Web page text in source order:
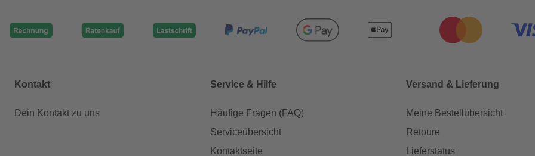
Kontakt
Dein Kontakt zu uns
Service & Hilfe
Häufige Fragen (FAQ)
Serviceübersicht
Kontaktseite
Versand & Lieferung
Meine Bestellübersicht
Retoure
Lieferstatus